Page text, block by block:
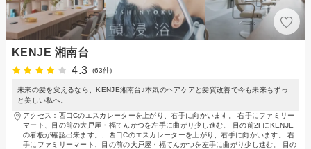
KENJE 湘南台
4.3
(63件)
未来の髪を変えるなら、KENJE湘南台♪本気のヘアケアと髪質改善で今も未来もずっ
と美しい私へ。
アクセス：西口Cのエスカレーターを上がり、右手に向かいます。 右手にファミリー
マート、目の前の大戸屋・福てんかつを左手に曲がり少し進む。 目の前2FにKENJE
の看板が確認出来ます。、西口Cのエスカレーターを上がり、右手に向かいます。 右
手にファミリーマート、目の前の大戸屋・福てんかつを左手に曲がり少し進む。 目の